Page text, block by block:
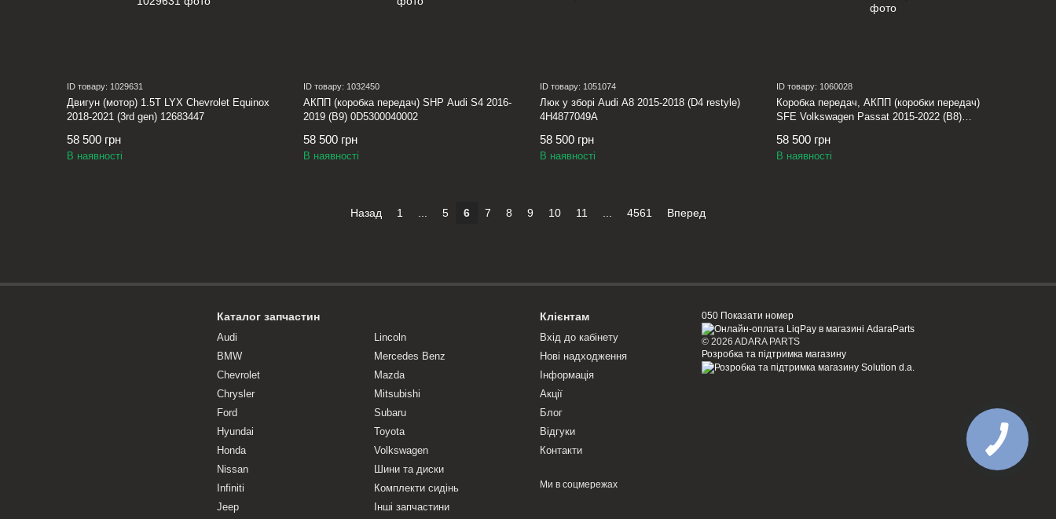
ID товару: 1029631
Двигун (мотор) 1.5T LYX Chevrolet Equinox
2018-2021 (3rd gen) 12683447
58 500 грн
В наявності
ID товару: 1032450
АКПП (коробка передач) SHP Audi S4 2016-
2019 (B9) 0D5300040002
58 500 грн
В наявності
ID товару: 1051074
Люк у зборі Audi A8 2015-2018 (D4 restyle)
4H4877049A
58 500 грн
В наявності
ID товару: 1060028
Коробка передач, АКПП (коробки передач)
SFE Volkswagen Passat 2015-2022 (B8)
58 500 грн
В наявності
Назад 1 5 6 7 8 9 10 11 4561 Вперед
Каталог запчастин
Audi
BMW
Chevrolet
Chrysler
Ford
Hyundai
Honda
Nissan
Infiniti
Jeep
Lincoln
Mercedes Benz
Mazda
Mitsubishi
Subaru
Toyota
Volkswagen
Шини та диски
Комплекти сидінь
Інші запчастини
Клієнтам
Вхід до кабінету
Нові надходження
Інформація
Акції
Блог
Відгуки
Контакти
Ми в соцмережах
050 Показати номер
© 2026 ADARA PARTS
Розробка та підтримка магазину